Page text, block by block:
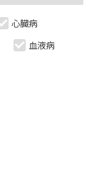
心臓病
血液病